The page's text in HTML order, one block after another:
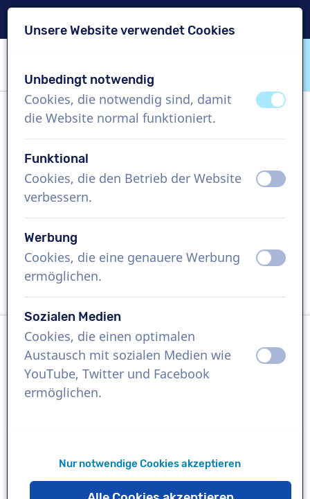
VoiceProductions
Flip
US$ 274,95
Imagefilm , 1 - 250 Wörter
Projekt erstellen
Kostenlose Demo anfordern
Sprache
Niederländisch
Sprecher
Unsere Website verwendet Cookies
Unbedingt notwendig
Cookies, die notwendig sind, damit
die Website normal funktioniert.
aus
an
Funktional
Cookies, die den Betrieb der Website
verbessern.
ausan
Werbung
Cookies, die eine genauere Werbung
ermöglichen.
ausan
Sozialen Medien
Cookies, die einen optimalen
Austausch mit sozialen Medien wie
YouTube, Twitter und Facebook
ermöglichen.
ausan
Nur notwendige Cookies akzeptieren